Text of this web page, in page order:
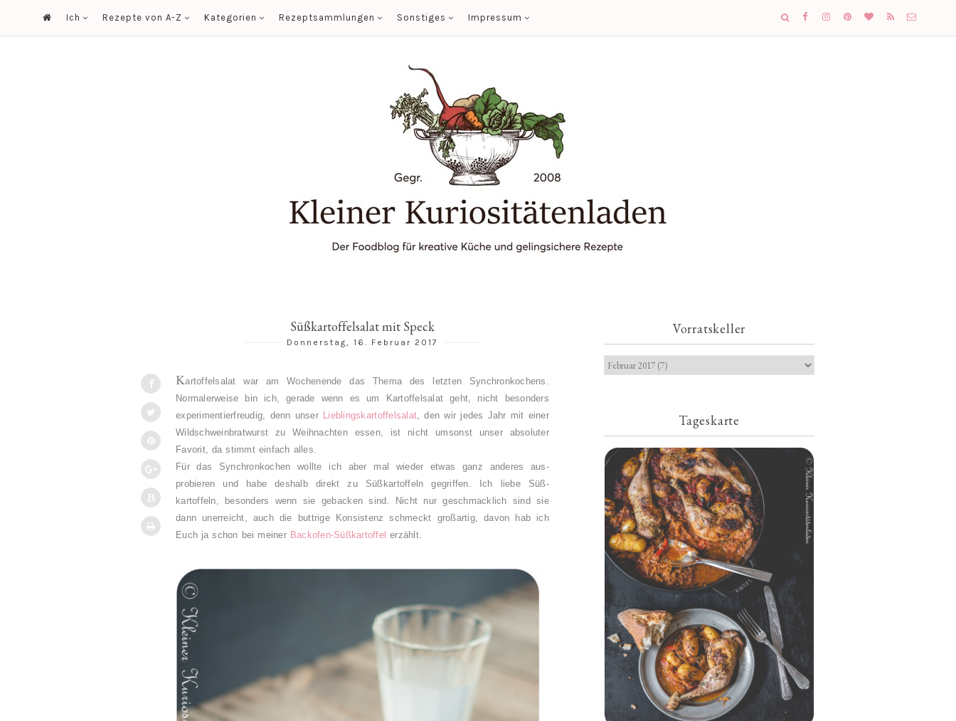
Ich Rezepte von A-Z Kategorien Rezeptsammlungen Sonstiges Impressum
Süßkartoffelsalat mit Speck
Donnerstag, 16. Februar 2017
Kartoffelsalat war am Wochenende das Thema des letzten Synchronkochens.
Normalerweise bin ich, gerade wenn es um Kartoffelsalat geht, nicht besonders
experimentierfreudig, denn unser Lieblingskartoffelsalat, den wir jedes Jahr mit einer
Wildschweinbratwurst zu Weihnachten essen, ist nicht umsonst unser absoluter
Favorit, da stimmt einfach alles.
Für das Synchronkochen wollte ich aber mal wieder etwas ganz anderes aus-
probieren und habe deshalb direkt zu Süßkartoffeln gegriffen. Ich liebe Süß-
kartoffeln, besonders wenn sie gebacken sind. Nicht nur geschmacklich sind sie
dann unerreicht, auch die buttrige Konsistenz schmeckt großartig, davon hab ich
Euch ja schon bei meiner Backofen-Süßkartoffel erzählt.
Vorratskeller
Tageskarte
Geschmorte Hähnchenschenkel auf
Paprikakraut und kleinen Kartoffeln